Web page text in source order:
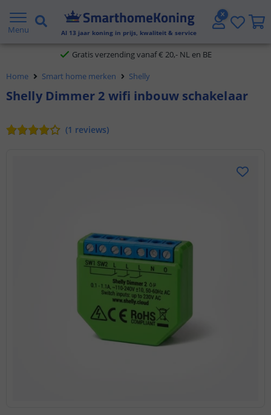
Menu Al 13 jaar koning in prijs, kwaliteit & service
2 jaar garantie
Gratis verzending vanaf € 20,- NL en BE
Klantbeoordeling 9.1
Home Smart home merken Shelly
Shelly Dimmer 2 wifi inbouw schakelaar
(1 reviews)